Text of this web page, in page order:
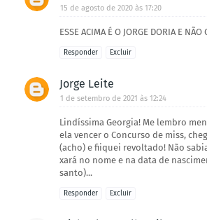
15 de agosto de 2020 às 17:20
ESSE ACIMA É O JORGE DORIA E NÃO
Responder Excluir
Jorge Leite
1 de setembro de 2021 às 12:24
Lindíssima Georgia! Me lembro
ela vencer o Concurso de miss,
(acho) e fiiquei revoltado! Não
xará no nome e na data de
santo)...
Responder Excluir